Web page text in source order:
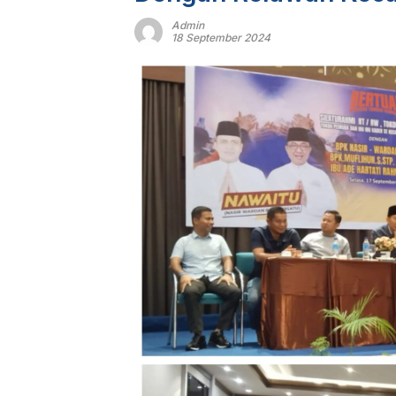
Admin
18 September 2024